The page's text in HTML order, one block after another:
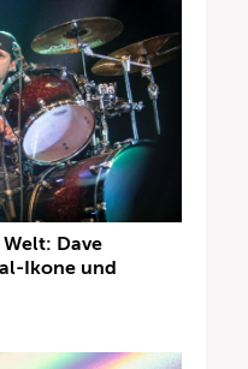
Dave
Ikone und